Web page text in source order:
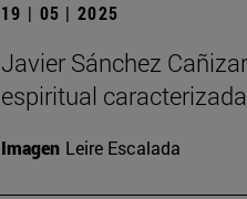
19 | 05 | 2025
Javier Sánchez
espiritual
Imagen Leire Escalada